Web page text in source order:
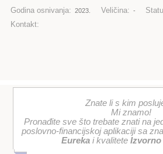
Godina osnivanja: 2023. Veličina: -
Kontakt:
Znate li s kim
Mi znamo!
Pronađite sve što trebate znati na
poslovno-financijskoj aplikaciji sa
Eurekai kvalitete